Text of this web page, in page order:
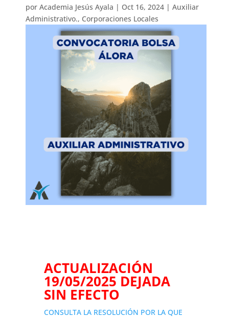
porAcademia Jesús Ayala | Oct 16, 2024 |Auxiliar
Administrativo., Corporaciones Locales
ACTUALIZACIÓN
19/05/2025 DEJADA
SIN EFECTO
CONSULTA LA RESOLUCIÓN POR LA QUE